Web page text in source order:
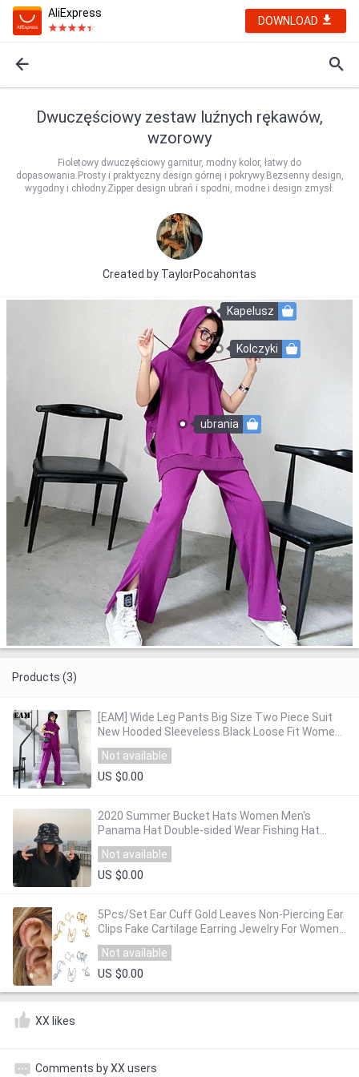
AliExpress
DOWNLOAD
Dwuczęściowy zestaw luźnych rękawów,
wzorowy
Fioletowy dwuczęściowy garnitur, modny kolor, łatwy do
dopasowania.Prosty i praktyczny design górnej i pokrywy.Bezsenny design,
wygodny i chłodny.Zipper design ubrań i spodni, modne i design zmysł.
Created by TaylorPocahontas
ubrania
Kapelusz
Kolczyki
Products (3)
[EAM] Wide Leg Pants Big Size Two Piece Suit
New Hooded Sleeveless Black Loose Fit Women
Fashion Tide Spring Autumn 2020 1Y613
Not available
US $0.00
2020 Summer Bucket Hats Women Men's
Panama Hat Double-sided Wear Fishing Hat
Fisherman Cap for Boys/Girls Bob Femme Gorro
MZ005
Not available
US $0.00
5Pcs/Set Ear Cuff Gold Leaves Non-Piercing Ear
Clips Fake Cartilage Earring Jewelry For Women
Men
Not available
US $0.00
XX likes
Comments by XX users